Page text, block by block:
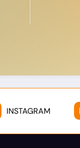
INSTAGRAM